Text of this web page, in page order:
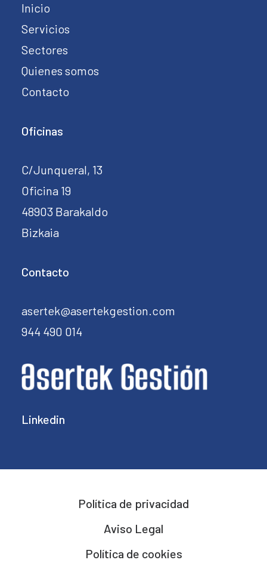
Linkedin
Inicio
Servicios
Sectores
Quienes somos
Contacto
Oficinas
C/Junqueral, 13
Oficina 19
48903 Barakaldo
Bizkaia
Contacto
asertek@asertekgestion.com
944 490 014
Política de privacidad
Aviso Legal
Política de cookies